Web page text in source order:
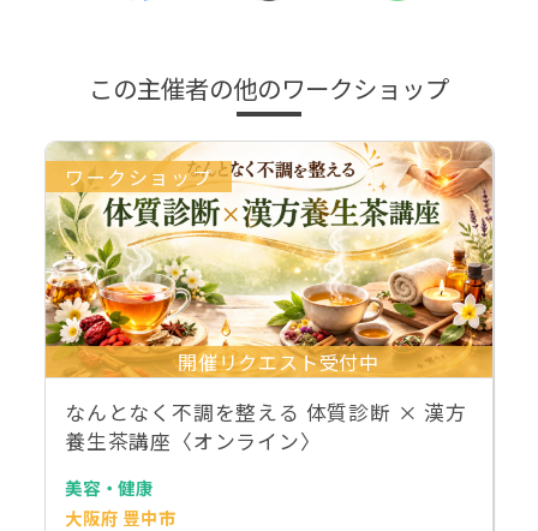
この主催者の他のワークショップ
ワークショップ
開催リクエスト受付中
なんとなく不調を整える 体質診断 × 漢方
養生茶講座〈オンライン〉
美容・健康
大阪府 豊中市